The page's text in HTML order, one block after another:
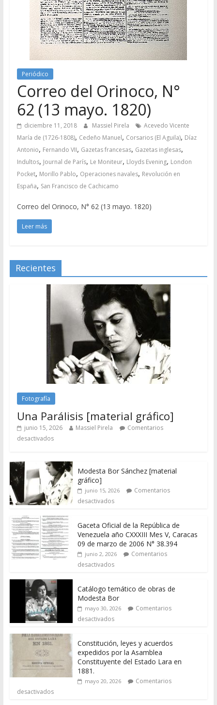
Periódico
Correo del Orinoco, N°
62 (13 mayo. 1820)
diciembre 11, 2018 Massiel Pirela
Acevedo Vicente
María de (1726-1808), Cedeño Manuel, Corsarios (El Aguila), Díaz
Antonio, Fernando VII, Gazetas francesas, Gazetas inglesas,
Indultos, Journal de París, Le Moniteur, Lloyds Evening, London
Pocket, Morillo Pablo, Operaciones navales, Revolución en
España, San Francisco de Cachicamo
Correo del Orinoco, N° 62 (13 mayo. 1820)
Leer más
Recientes
Fotografía
Una Parálisis [material gráfico]
junio 15, 2026 Massiel Pirela
Comentarios
desactivados
Modesta Bor Sánchez [material
gráfico]
junio 15, 2026
Comentarios
desactivados
Gaceta Oficial de la República de
Venezuela año CXXXIII Mes V, Caracas
09 de marzo de 2006 N° 38.394
junio 2, 2026
Comentarios
desactivados
Catálogo temático de obras de
Modesta Bor
mayo 30, 2026
Comentarios
desactivados
Constitución, leyes y acuerdos
expedidos por la Asamblea
Constituyente del Estado Lara en
1881.
mayo 20, 2026
Comentarios
desactivados